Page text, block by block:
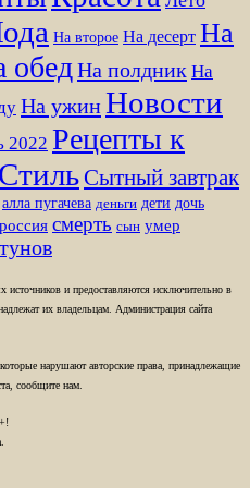
На второе На десерт На
обедНа полдник На
На ужинНовости
2022 Рецепты к
СтильСытный завтрак
алла пугачева деньги дети дочь
россия смерть сын умер
источников и предоставляются исключительно в
их владельцам. Администрация сайта
нарушают авторские права, принадлежащие
сообщите нам.